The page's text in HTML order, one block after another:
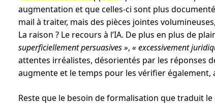
augmentation et que celles-ci sont plus
mail à traiter, mais des pièces jointes
La raison ? Le recours à l’IA. De plus en plus de
superficiellement persuasives », « excessivement
attentes irréalistes, désorientés par les réponses
augmente et le temps pour les vérifier
Reste que le besoin de formalisation que traduit